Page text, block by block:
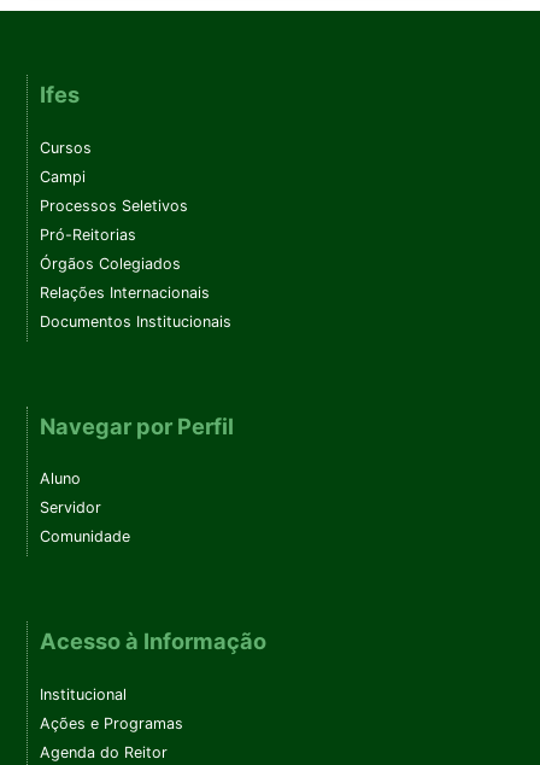
Ifes
Cursos
Campi
Processos Seletivos
Pró-Reitorias
Órgãos Colegiados
Relações Internacionais
Documentos Institucionais
Navegar por Perfil
Aluno
Servidor
Comunidade
Acesso à Informação
Institucional
Ações e Programas
Agenda do Reitor